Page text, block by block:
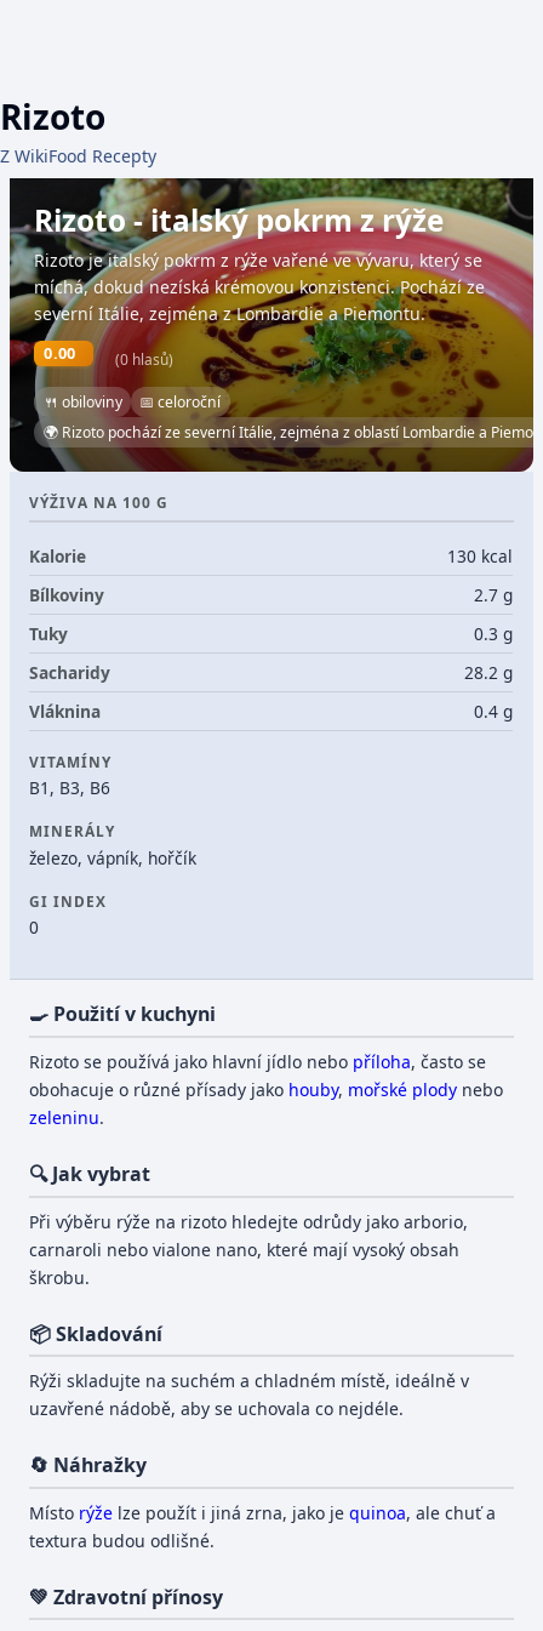
Rizoto
Z WikiFood Recepty
Rizoto - italský pokrm z rýže
Rizoto je italský pokrm z rýže vařené ve vývaru, který se
míchá, dokud nezíská krémovou konzistenci. Pochází ze
severní Itálie, zejména z Lombardie a Piemontu.
0.00 (0 hlasů)
🍴 obiloviny
📅 celoroční
🌍 Rizoto pochází ze severní Itálie, zejména z oblastí Lombardie a
VÝŽIVA NA 100 G
Kalorie
130 kcal
Bílkoviny
2.7 g
Tuky
0.3 g
Sacharidy
28.2 g
Vláknina
0.4 g
VITAMÍNY
B1, B3, B6
MINERÁLY
železo, vápník, hořčík
GI INDEX
0
🍳 Použití v kuchyni
Rizoto se používá jako hlavní jídlo nebo příloha, často se
obohacuje o různé přísady jako houby, mořské plody nebo
zeleninu.
🔍 Jak vybrat
Při výběru rýže na rizoto hledejte odrůdy jako arborio,
carnaroli nebo vialone nano, které mají vysoký obsah
škrobu.
📦 Skladování
Rýži skladujte na suchém a chladném místě, ideálně v
uzavřené nádobě, aby se uchovala co nejdéle.
🔄 Náhražky
Místo rýže lze použít i jiná zrna, jako jequinoa, ale chuť a
textura budou odlišné.
💚 Zdravotní přínosy